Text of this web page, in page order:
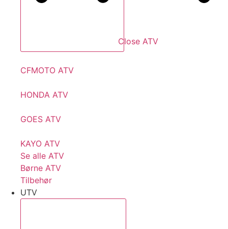
Close ATV
CFMOTO ATV
HONDA ATV
GOES ATV
KAYO ATV
Se alle ATV
Børne ATV
Tilbehør
UTV